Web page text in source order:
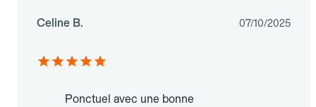
Celine B. 07/10/2025
Ponctuel avec une bonne